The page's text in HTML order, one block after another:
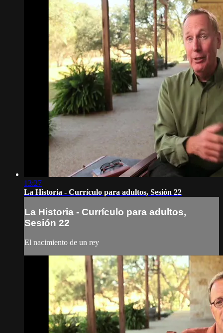
13:27
La Historia - Currículo para adultos, Sesión 22
La Historia - Currículo para adultos,
Sesión 22
El nacimiento de un rey